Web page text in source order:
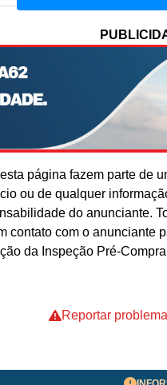
página fazem parte de
ou de qualquer
do anunciante.
contato com o anunciante
da Inspeção Pré-
Reportar